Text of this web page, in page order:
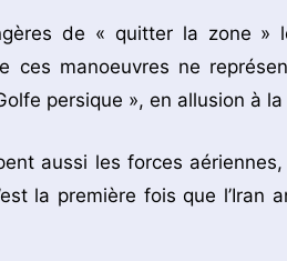
de « quitter la zone »
ces manoeuvres ne
persique », en allusion à
aussi les forces
la première fois que l’Iran